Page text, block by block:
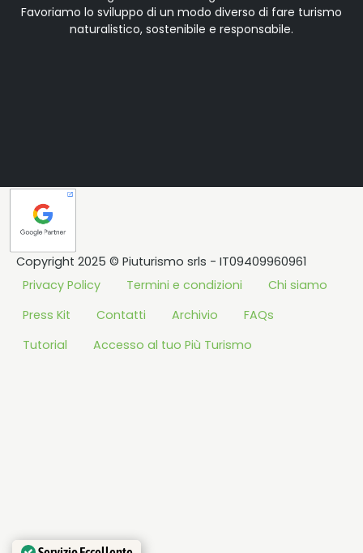
Favoriamo lo sviluppo di un modo diverso di fare turismo
naturalistico, sostenibile e responsabile.
Copyright 2025 © Piuturismo srls - IT09409960961
Privacy Policy
Termini e condizioni
Chi siamo
Press Kit
Contatti Archivio
FAQs
Tutorial
Accesso al tuo Più Turismo